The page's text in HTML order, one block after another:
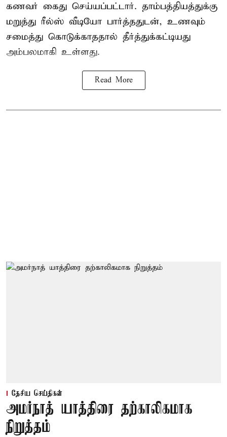
கணவர் கைது செய்யப்பட்டார். தாம்பத்தியத்துக்கு
மறுத்து ரீல்ஸ் வீடியோ பார்த்ததுடன், உணவும்
சமைத்து கொடுக்காததால் தீர்த்துக்கட்டியது
அம்பலமாகி உள்ளது.
Read More
தேசிய செய்திகள்
அமர்நாத் யாத்திரை தற்காலிகமாக
நிறுத்தம்